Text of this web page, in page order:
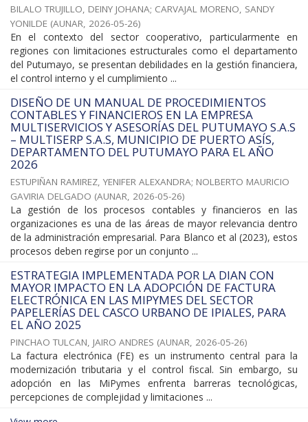
BILALO TRUJILLO, DEINY JOHANA; CARVAJAL MORENO, SANDY
YONILDE (AUNAR, 2026-05-26)
En el contexto del sector cooperativo, particularmente en
regiones con limitaciones estructurales como el departamento
del Putumayo, se presentan debilidades en la gestión financiera,
el control interno y el cumplimiento ...
DISEÑO DE UN MANUAL DE PROCEDIMIENTOS
CONTABLES Y FINANCIEROS EN LA EMPRESA
MULTISERVICIOS Y ASESORÍAS DEL PUTUMAYO S.A.S
– MULTISERP S.A.S, MUNICIPIO DE PUERTO ASÍS,
DEPARTAMENTO DEL PUTUMAYO PARA EL AÑO
2026
ESTUPIÑAN RAMIREZ, YENIFER ALEXANDRA; NOLBERTO MAURICIO
GAVIRIA DELGADO (AUNAR, 2026-05-26)
La gestión de los procesos contables y financieros en las
organizaciones es una de las áreas de mayor relevancia dentro
de la administración empresarial. Para Blanco et al (2023), estos
procesos deben regirse por un conjunto ...
ESTRATEGIA IMPLEMENTADA POR LA DIAN CON
MAYOR IMPACTO EN LA ADOPCIÓN DE FACTURA
ELECTRÓNICA EN LAS MIPYMES DEL SECTOR
PAPELERÍAS DEL CASCO URBANO DE IPIALES, PARA
EL AÑO 2025
PINCHAO TULCAN, JAIRO ANDRES (AUNAR, 2026-05-26)
La factura electrónica (FE) es un instrumento central para la
modernización tributaria y el control fiscal. Sin embargo, su
adopción en las MiPymes enfrenta barreras tecnológicas,
percepciones de complejidad y limitaciones ...